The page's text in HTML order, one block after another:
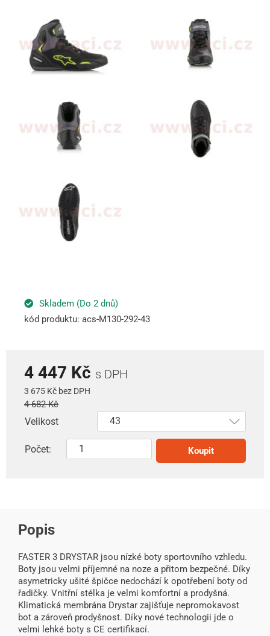
Skladem (Do 2 dnů)
kód produktu: acs-M130-292-43
4 447 Kč s DPH
3 675 Kč bez DPH
4 682 Kč
Velikost
Počet: Koupit
Popis
FASTER 3 DRYSTAR jsou nízké boty sportovního vzhledu.
Boty jsou velmi příjemné na noze a přitom bezpečné. Díky
asymetricky ušité špičce nedochází k opotřebení boty od
řadičky. Vnitřní stélka je velmi komfortní a prodyšná.
Klimatická membrána Drystar zajišťuje nepromokavost
bot a zároveň prodyšnost. Díky nové technologii jde o
velmi lehké boty s CE certifikací.